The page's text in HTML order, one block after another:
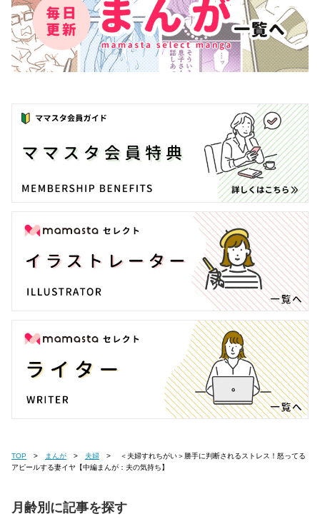
TOP まんが 夫婦
アピールする妻イヤ【中編まんが：夫の気持ち】
月齢別に記事を探す